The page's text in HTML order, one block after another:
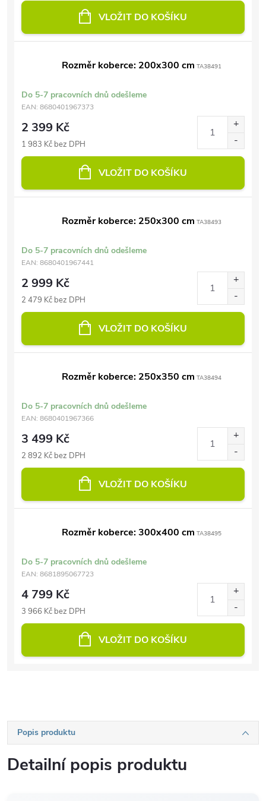
VLOŽIT DO KOŠÍKU
Rozměr koberce: 200x300 cm TA38491
Do 5-7 pracovních dnů odešleme
EAN: 8680401967373
2 399 Kč
1 983 Kč bez DPH
VLOŽIT DO KOŠÍKU
Rozměr koberce: 250x300 cm TA38493
Do 5-7 pracovních dnů odešleme
EAN: 8680401967441
2 999 Kč
2 479 Kč bez DPH
VLOŽIT DO KOŠÍKU
Rozměr koberce: 250x350 cm TA38494
Do 5-7 pracovních dnů odešleme
EAN: 8680401967366
3 499 Kč
2 892 Kč bez DPH
VLOŽIT DO KOŠÍKU
Rozměr koberce: 300x400 cm TA38495
Do 5-7 pracovních dnů odešleme
EAN: 8681895067723
4 799 Kč
3 966 Kč bez DPH
VLOŽIT DO KOŠÍKU
Popis produktu
Detailní popis produktu